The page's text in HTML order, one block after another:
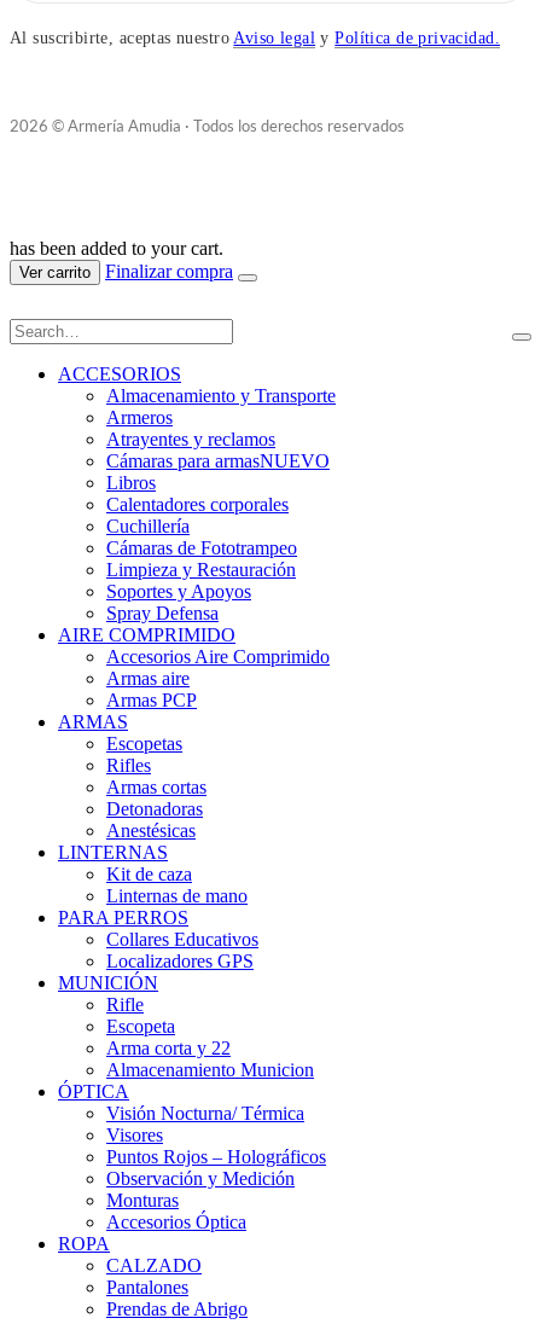
Al suscribirte, aceptas nuestro Aviso legal yPolítica de privacidad.
2026 © Armería Amudia · Todos los derechos reservados
has been added to your cart.
Ver carrito Finalizar compra
ACCESORIOS
Almacenamiento y Transporte
Armeros
Atrayentes y reclamos
Cámaras para armasNUEVO
Libros
Calentadores corporales
Cuchillería
Cámaras de Fototrampeo
Limpieza y Restauración
Soportes y Apoyos
Spray Defensa
AIRE COMPRIMIDO
Accesorios Aire Comprimido
Armas aire
Armas PCP
ARMAS
Escopetas
Rifles
Armas cortas
Detonadoras
Anestésicas
LINTERNAS
Kit de caza
Linternas de mano
PARA PERROS
Collares Educativos
Localizadores GPS
MUNICIÓN
Rifle
Escopeta
Arma corta y 22
Almacenamiento Municion
ÓPTICA
Visión Nocturna/ Térmica
Visores
Puntos Rojos – Holográficos
Observación y Medición
Monturas
Accesorios Óptica
ROPA
CALZADO
Pantalones
Prendas de Abrigo